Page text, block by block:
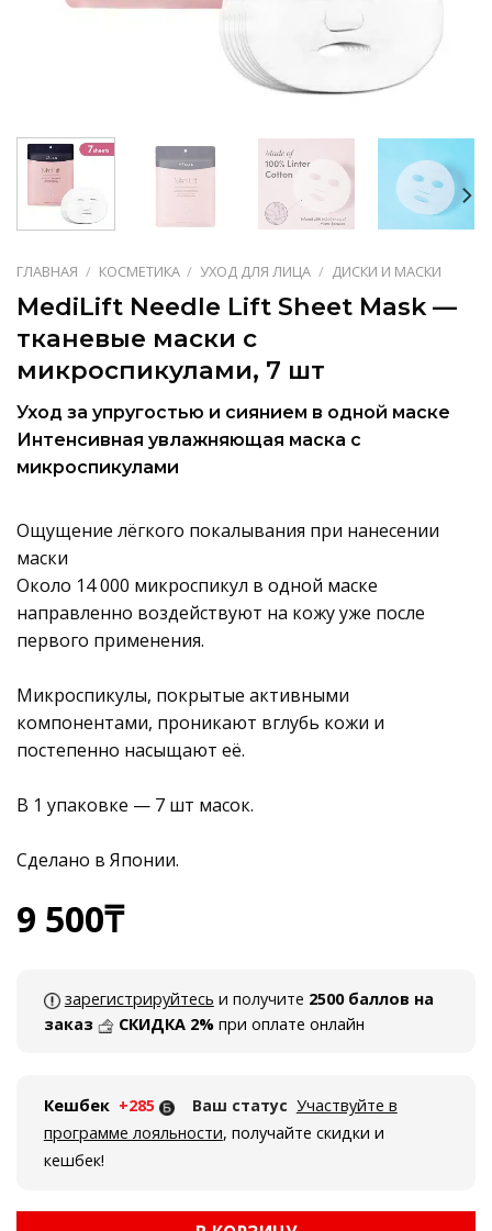
ГЛАВНАЯ / КОСМЕТИКА / УХОД ДЛЯ ЛИЦА / ДИСКИ И МАСКИ
MediLift Needle Lift Sheet Mask —
тканевые маски с
микроспикулами, 7 шт
Уход за упругостью и сиянием в одной маске
Интенсивная увлажняющая маска с
микроспикулами
Ощущение лёгкого покалывания при нанесении
маски
Около 14 000 микроспикул в одной маске
направленно воздействуют на кожу уже после
первого применения.
Микроспикулы, покрытые активными
компонентами, проникают вглубь кожи и
постепенно насыщают её.
В 1 упаковке — 7 шт масок.
Сделано в Японии.
9 500₸
зарегистрируйтесь и получите 2500 баллов на
заказ
СКИДКА 2%при оплате онлайн
Кешбек +285 Ваш статус Участвуйте в
программе лояльности, получайте скидки и
кешбек!